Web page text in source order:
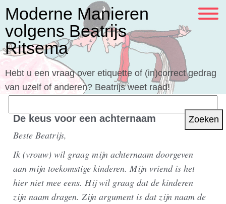
Moderne Manieren
volgens Beatrijs
Ritsema
Hebt u een vraag over etiquette of (in)correct gedrag
van uzelf of anderen? Beatrijs weet raad!
naar:De keus voor een achternaam
Beste Beatrijs,
Ik (vrouw) wil graag mijn achternaam doorgeven
aan mijn toekomstige kinderen. Mijn vriend is het
hier niet mee eens. Hij wil graag dat de kinderen
zijn naam dragen. Zijn argument is dat zijn naam de